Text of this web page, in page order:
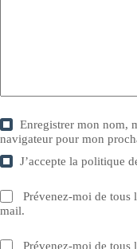
Enregistrer mon nom,
navigateur pour mon
J’accepte lapolitique
Prévenez-moi de tous
mail.
Prévenez-moi de tous